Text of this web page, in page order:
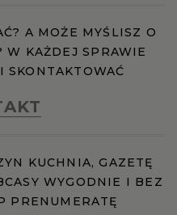
A MOŻE MYŚLISZ O
W KAŻDEJ SPRAWIE
SKONTAKTOWAĆ
KUCHNIA, GAZETĘ
WYGODNIE I BEZ
PRENUMERATĘ